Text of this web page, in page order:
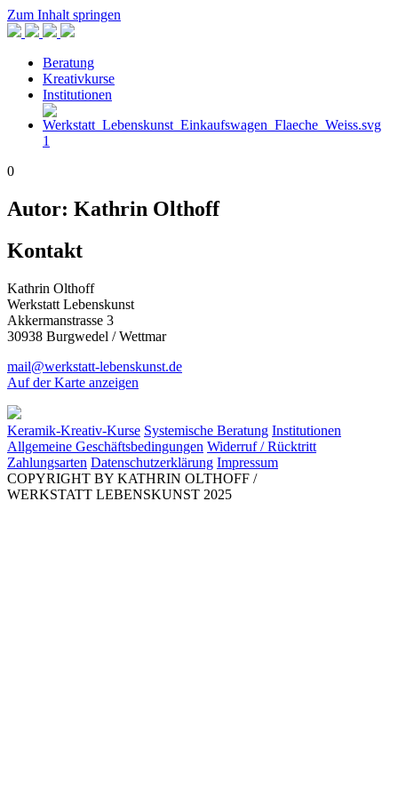
Zum Inhalt springen
Beratung
Kreativkurse
Institutionen
1
0
Autor: Kathrin Olthoff
Kontakt
Kathrin Olthoff
Werkstatt Lebenskunst
Akkermanstrasse 3
30938 Burgwedel / Wettmar
mail@werkstatt-lebenskunst.de
Auf der Karte anzeigen
Keramik-Kreativ-Kurse Systemische Beratung Institutionen
Allgemeine Geschäftsbedingungen Widerruf / Rücktritt
Zahlungsarten Datenschutzerklärung Impressum
COPYRIGHT BY KATHRIN OLTHOFF /
WERKSTATT LEBENSKUNST 2025